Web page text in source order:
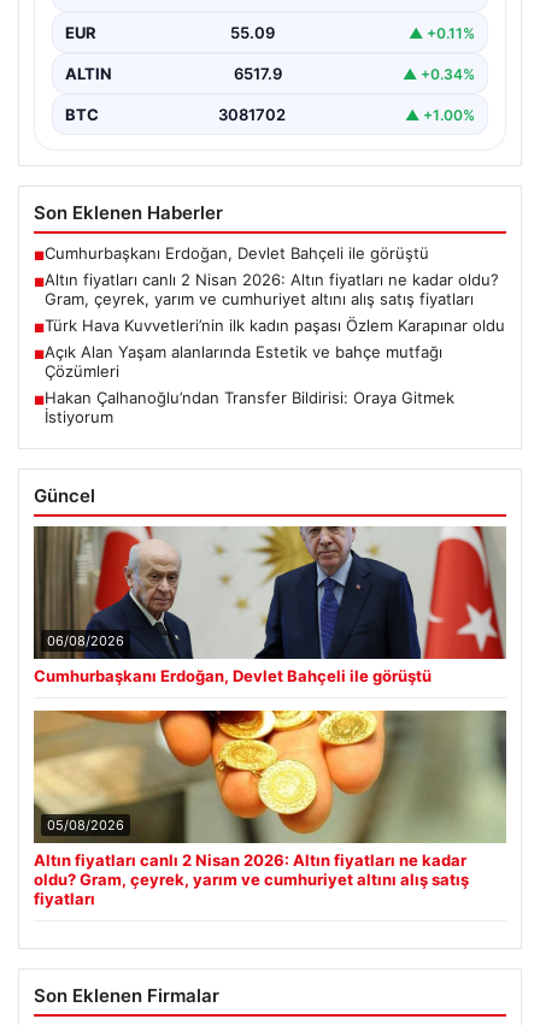
EUR 55.09 ▲ +0.11%
ALTIN 6517.9 ▲ +0.34%
BTC 3081702 ▲ +1.00%
Son Eklenen Haberler
■Cumhurbaşkanı Erdoğan, Devlet Bahçeli ile görüştü
■Altın fiyatları canlı 2 Nisan 2026: Altın fiyatları ne kadar oldu?
Gram, çeyrek, yarım ve cumhuriyet altını alış satış fiyatları
■Türk Hava Kuvvetleri’nin ilk kadın paşası Özlem Karapınar oldu
■Açık Alan Yaşam alanlarında Estetik ve bahçe mutfağı
Çözümleri
■Hakan Çalhanoğlu’ndan Transfer Bildirisi: Oraya Gitmek
İstiyorum
Güncel
06/08/2026
Cumhurbaşkanı Erdoğan, Devlet Bahçeli ile görüştü
05/08/2026
Altın fiyatları canlı 2 Nisan 2026: Altın fiyatları ne kadar
oldu? Gram, çeyrek, yarım ve cumhuriyet altını alış satış
fiyatları
Son Eklenen Firmalar